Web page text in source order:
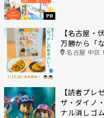
PR
【名古屋・
万勝から「
名古屋 中区
【読者プレ
ザ・ダイノ
ナル消しゴ